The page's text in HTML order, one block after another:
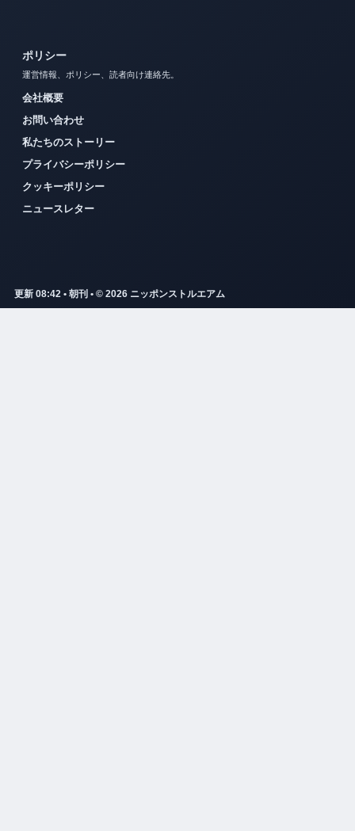
ポリシー
運営情報、ポリシー、読者向け連絡先。
会社概要
お問い合わせ
私たちのストーリー
プライバシーポリシー
クッキーポリシー
ニュースレター
更新 08:42 • 朝刊 • © 2026 ニッポンストルエアム